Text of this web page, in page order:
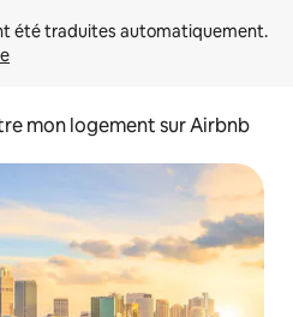
mon logement sur Airbnb